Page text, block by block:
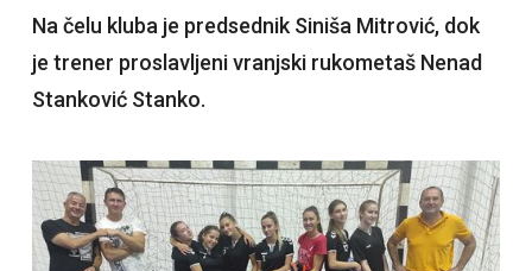
Na čelu kluba je predsednik Siniša Mitrović, dok
je trener proslavljeni vranjski rukometaš Nenad
Stanković Stanko.